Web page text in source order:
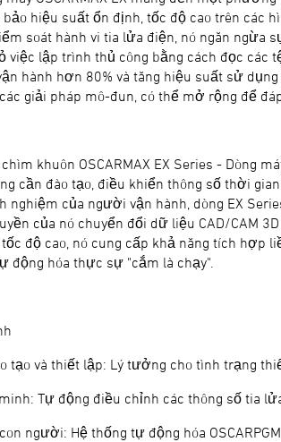
hiệu suất ổn định, tốc độ cao trên
soát hành vi tia lửa điện, nó ngăn ngừa
việc lập trình thủ công bằng cách đọc
hành hơn 80% và tăng hiệu suất sử
giải pháp mô-đun, có thể mở rộng để
khuôn OSCARMAX EX Series - Dòng
cần đào tạo, điều khiển thông số thời
nghiệm của người vận hành, dòng EX
của nó chuyển đổi dữ liệu CAD/CAM
độ cao, nó cung cấp khả năng tích hợp
động hóa thực sự "cắm là chạy".
tạo và thiết lập: Lý tưởng cho tình trạng
Tự động điều chỉnh các thông số tia
người: Hệ thống tự động hóa